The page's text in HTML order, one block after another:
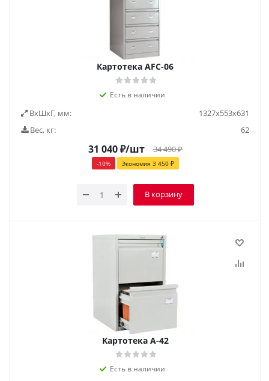
Картотека AFC-06
Есть в наличии
ВxШxГ, мм:
1327х553х631
Вес, кг:
62
31 040₽/шт 34 490₽
-10% Экономия 3 450₽
В корзину
Картотека А-42
Есть в наличии